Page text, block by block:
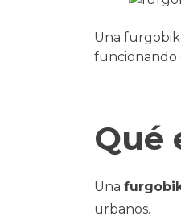
Una
funcionando
Qué
Una
urbanos.